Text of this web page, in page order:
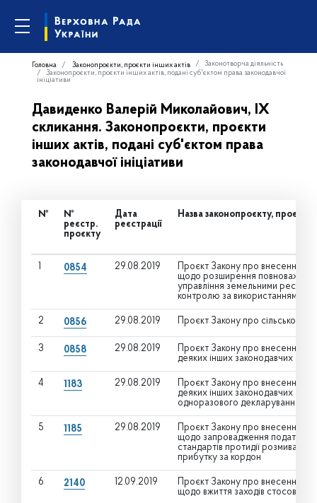
Головна Законопроєкти, проєкти інших актів
Законотворча діяльність
Законопроєкти, проєкти інших актів, подані суб'єктом права законодавчої
ініціативи
Давиденко Валерій Миколайович, IX
скликання. Законопроєкти, проєкти
інших актів, подані суб'єктом права
законодавчої ініціативи
№
№
реєстр.
проєкту
Дата
реєстрації
Назва законопроєкту, проєкту
1 0854 29.08.2019
Проєкт Закону про внесення
щодо розширення повноважень
управління земельними
контролю за використанням і
2 0856 29.08.2019 Проєкт Закону про
3 0858 29.08.2019
Проєкт Закону про внесення
деяких інших законодавчих
4 1183 29.08.2019
Проєкт Закону про внесення
деяких інших законодавчих
одноразового декларування
5 1185 29.08.2019
Проєкт Закону про внесення
щодо запровадження податку на
стандартів протидії
прибутку за кордон
6 2140 12.09.2019
Проєкт Закону про внесення
щодо вжиття заходів стосовно